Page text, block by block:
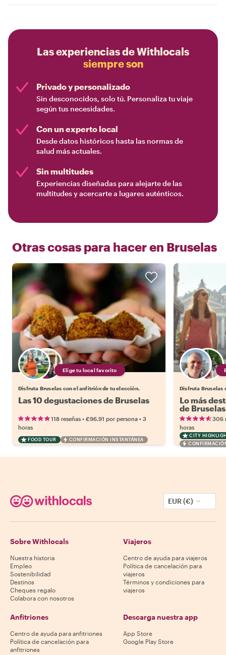
Las experiencias de Withlocals
siempre son
Privado y personalizado
Sin desconocidos, solo tú. Personaliza tu viaje
según tus necesidades.
Con un experto local
Desde datos históricos hasta las normas de
salud más actuales.
Sin multitudes
Experiencias diseñadas para alejarte de las
multitudes y acercarte a lugares auténticos.
Otras cosas para hacer en Bruselas
Elige tu local favorito
Disfruta Bruselas con el anfitrión de tu elección.
Las 10 degustaciones de Bruselas
118 reseñas • €96.91 por persona • 3
horas
FOOD TOUR CONFIRMACIÓN INSTANTÁNEA
Disfruta Bruselas
Lo más
de Bruselas
306
horas
CITY
EUR (€)
Sobre Withlocals
Nuestra historia
Empleo
Sostenibilidad
Destinos
Cheques regalo
Colabora con nosotros
Viajeros
Centro de ayuda para viajeros
Política de cancelación para
viajeros
Términos y condiciones para
viajeros
Anfitriones
Centro de ayuda para anfitriones
Política de cancelación para
anfitriones
Descarga nuestra app
App Store
Google Play Store